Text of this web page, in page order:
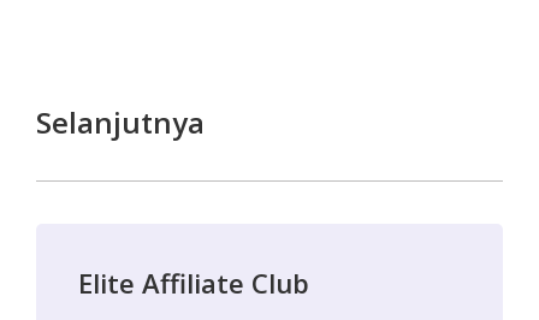
Selanjutnya
Elite Affiliate Club